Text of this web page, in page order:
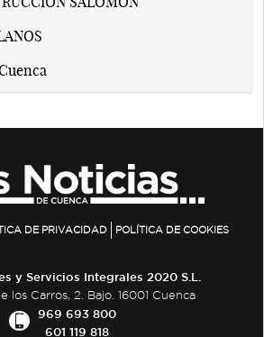
DE PRIVACIDAD POLÍTICA DE COOKIES
y Servicios Integrales 2020 S.L.
los Carros, 2. Bajo. 16001 Cuenca
969 693 800
601 119 818